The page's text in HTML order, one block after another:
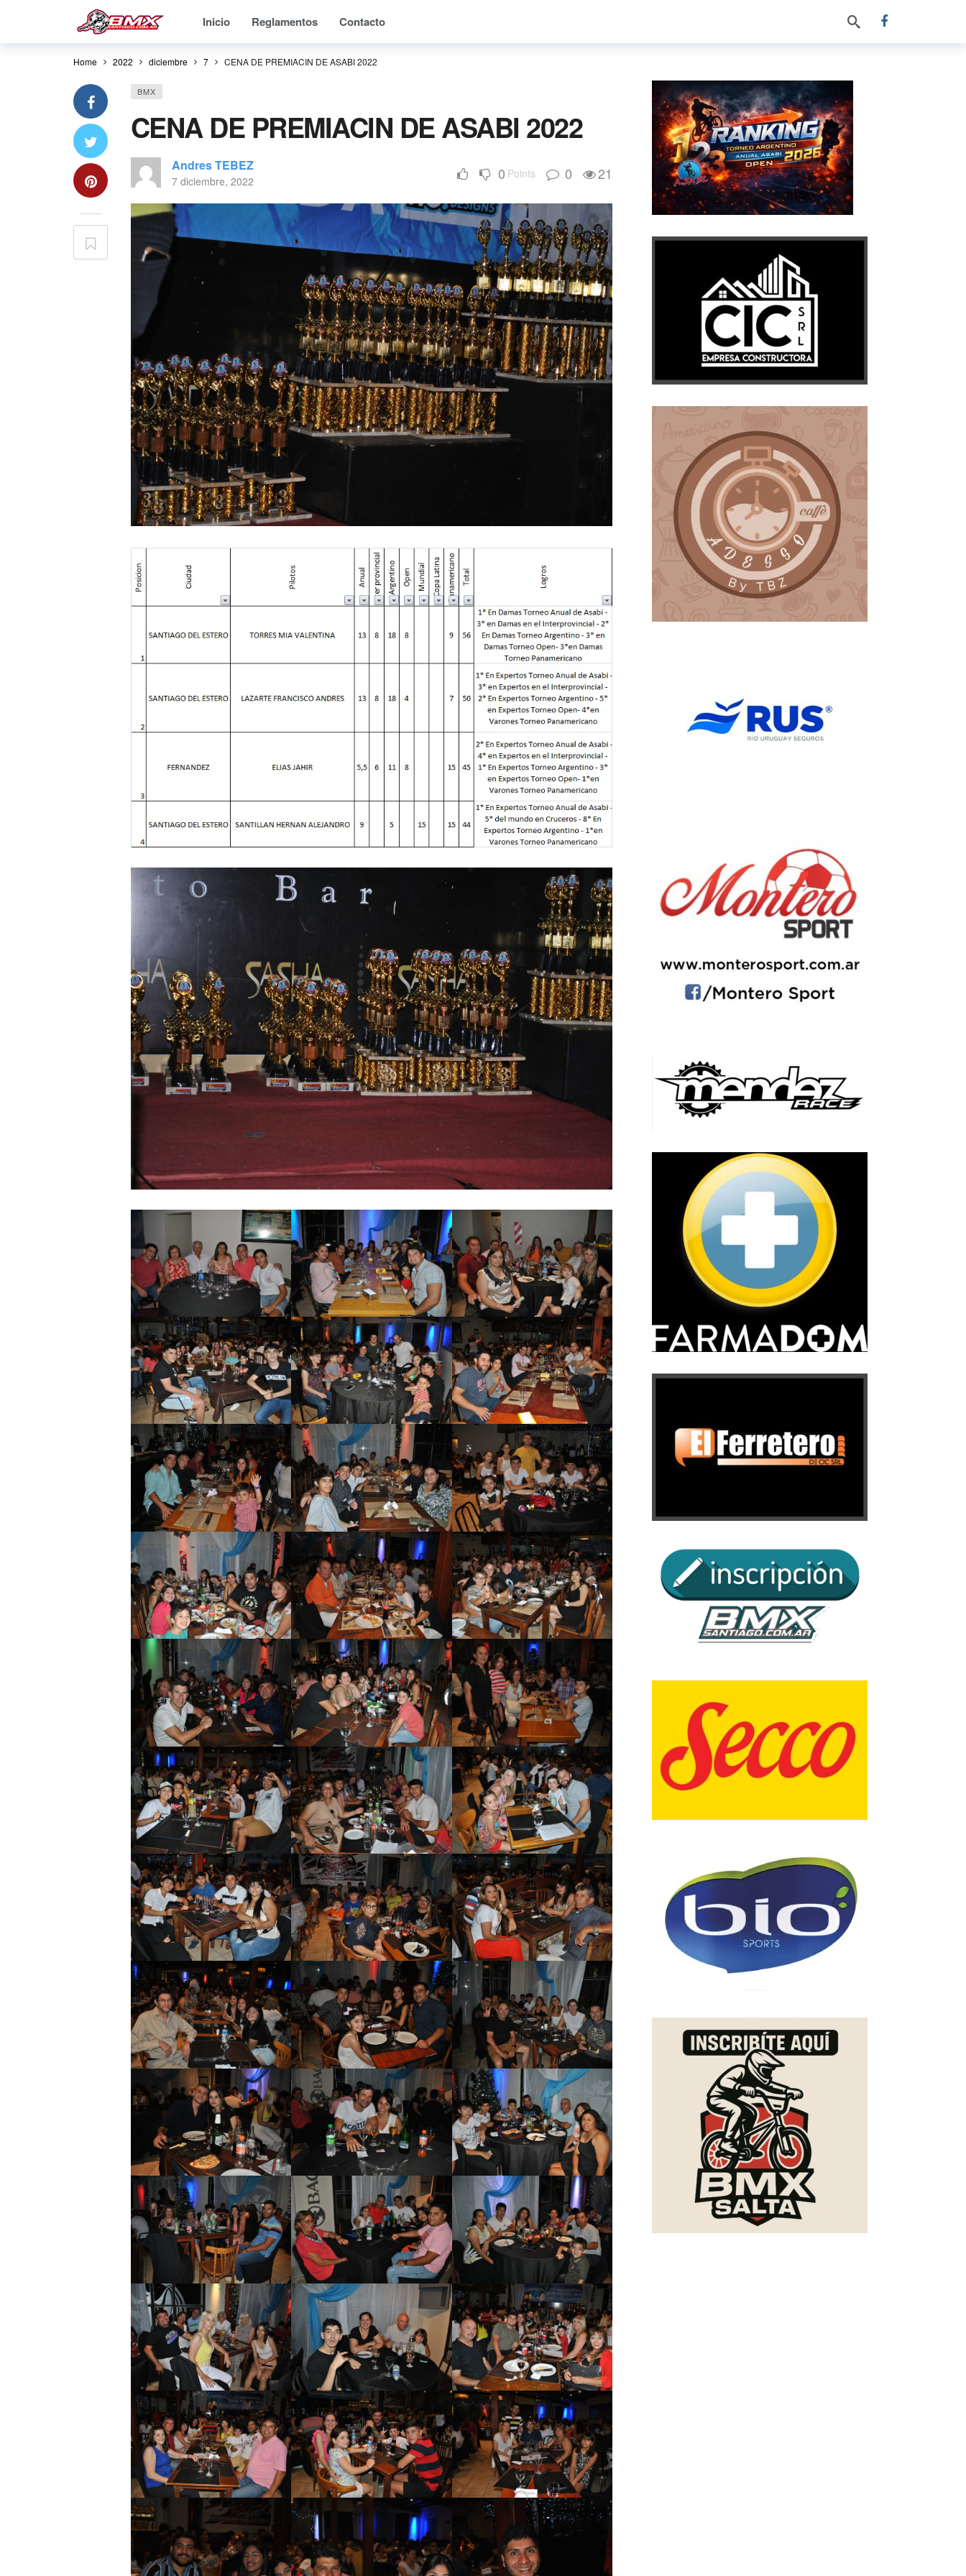
Inicio Reglamentos Contacto
Home 2022 diciembre 7 CENA DE PREMIACIN DE ASABI 2022
BMX
CENA DE PREMIACIN DE ASABI 2022
Andres TEBEZ
7 diciembre, 2022 0 Points 0 21